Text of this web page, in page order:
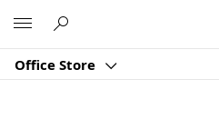
Office Store